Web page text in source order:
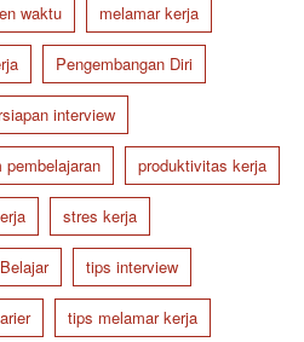
waktu melamar kerja
Pengembangan Diri
interview
pembelajaran produktivitas kerja
stres kerja
tips interview
tips melamar kerja